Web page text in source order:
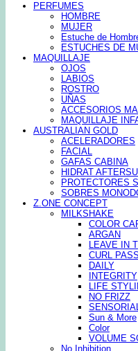
PERFUMES
HOMBRE
MUJER
Estuche de
ESTUCHES DE
MAQUILLAJE
OJOS
LABIOS
ROSTRO
UÑAS
ACCESORIOS
MAQUILLAJE
AUSTRALIAN GOLD
ACELERADORES
FACIAL
GAFAS CABINA
HIDRAT
PROTECTORES
SOBRES
Z.ONE CONCEPT
MILKSHAKE
COLOR
ARGAN
LEAVE IN
CURL
DAILY
INTEGRITY
LIFE
NO FRIZZ
Sun & More
Color
VOLUME
No Inhibition